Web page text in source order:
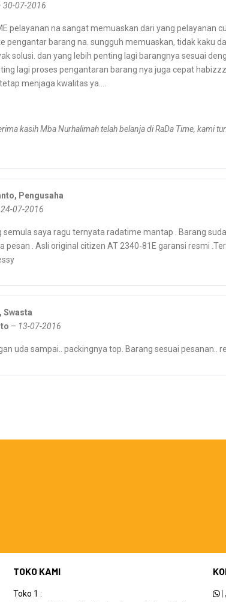
30-07-2016
pelayanan na sangat memuaskan dari yang pelayanan
pengantar barang na. sungguh memuaskan, tidak kaku
solusi. dan yang lebih penting lagi barangnya sesuai
lagi proses pengantaran barang nya juga cepat
menjaga kwalitas ya....
kasih Mba Nurhalimah telah belanja di RaDa Time, kami
Pengusaha
24-07-2016
semula saya ragu ternyata radatime mantap . Barang
pesan . Asli original citizen AT 2340-81E garansi resmi
Swasta
– 13-07-2016
uda sampai.. packingnya top. Barang sesuai pesanan..
saya puas dengan pelayanan cs dan barang yang di
TOKO KAMI
Toko 1 :
|